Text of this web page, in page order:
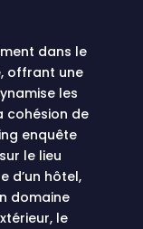
dans le
offrant une
les
cohésion de
enquête
le lieu
d’un hôtel,
domaine
le